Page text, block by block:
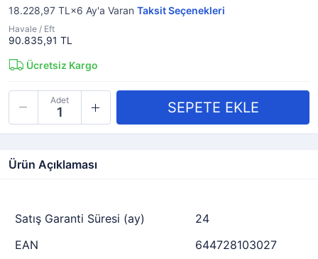
18.228,97 TL×6 Ay'a Varan Taksit Seçenekleri
Havale / Eft
90.835,91 TL
Ücretsiz Kargo
Adet
Ürün Açıklaması
Satış Garanti Süresi (ay)
24
EAN
644728103027